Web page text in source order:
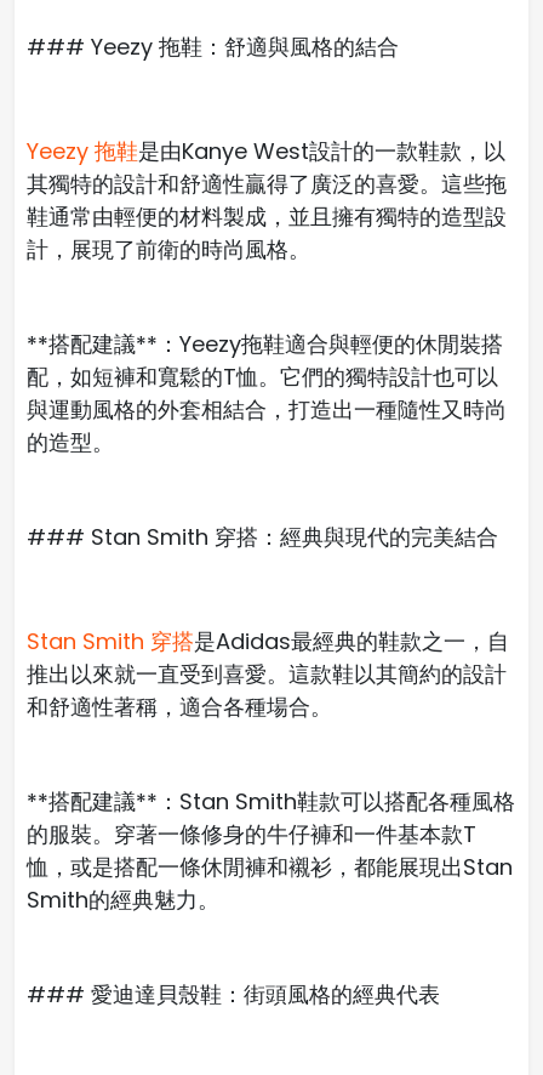
### Yeezy 拖鞋：舒適與風格的結合
Yeezy 拖鞋是由Kanye West設計的一款鞋款，以
其獨特的設計和舒適性贏得了廣泛的喜愛。這些拖
鞋通常由輕便的材料製成，並且擁有獨特的造型設
計，展現了前衛的時尚風格。
**搭配建議**：Yeezy拖鞋適合與輕便的休閒裝搭
配，如短褲和寬鬆的T恤。它們的獨特設計也可以
與運動風格的外套相結合，打造出一種隨性又時尚
的造型。
### Stan Smith 穿搭：經典與現代的完美結合
Stan Smith 穿搭是Adidas最經典的鞋款之一，自
推出以來就一直受到喜愛。這款鞋以其簡約的設計
和舒適性著稱，適合各種場合。
**搭配建議**：Stan Smith鞋款可以搭配各種風格
的服裝。穿著一條修身的牛仔褲和一件基本款T
恤，或是搭配一條休閒褲和襯衫，都能展現出Stan
Smith的經典魅力。
### 愛迪達貝殼鞋：街頭風格的經典代表